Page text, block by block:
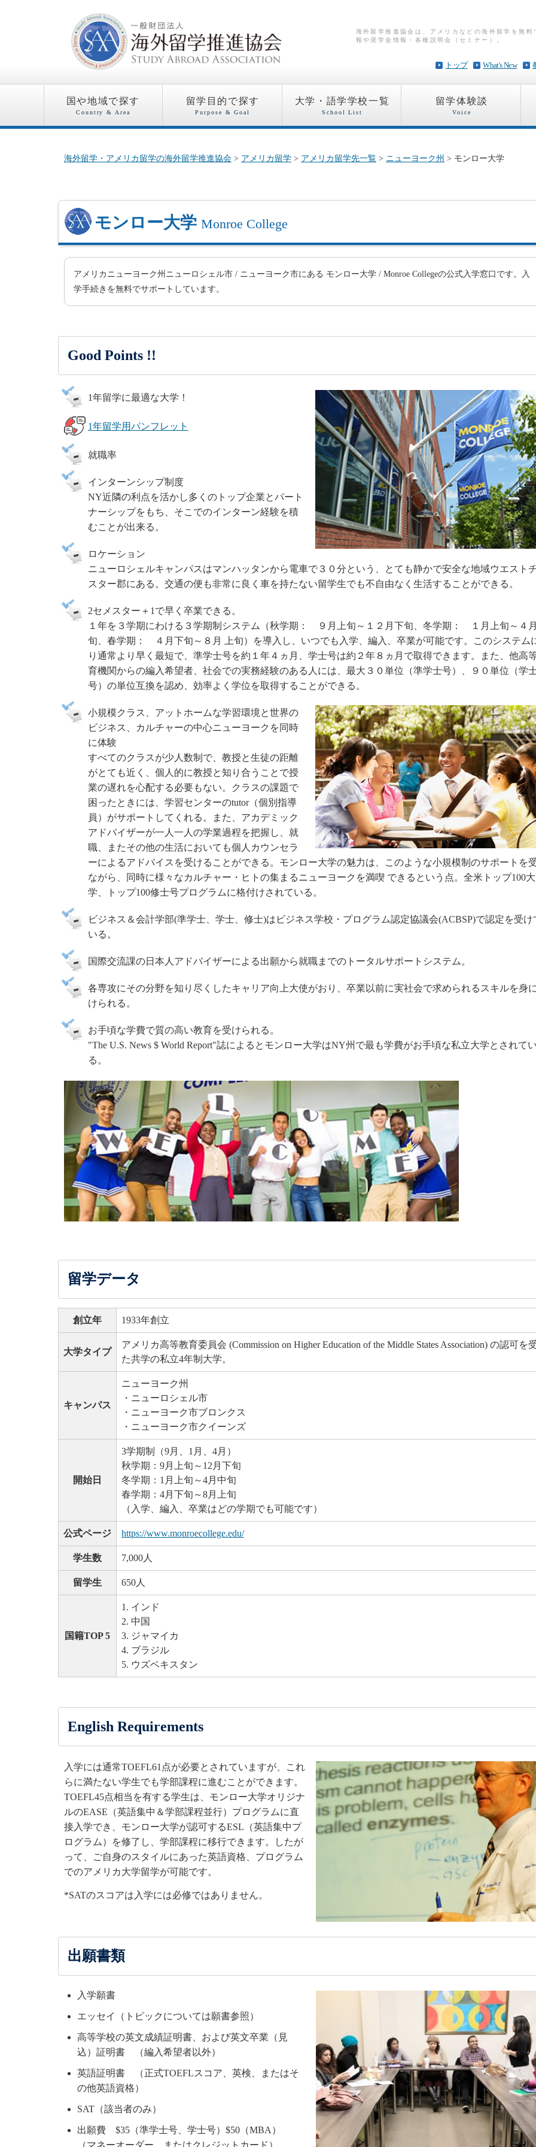
海外留学推進協会は、アメリカなどの海外留学を無
報や奨学金情報・各種説明会（セミナー）。
What's New
トップ
国や地域で探す
Country & Area
留学目的で探す
Purpose & Goal
大学・語学学校一覧
School List
留学体験談
Voice
海外留学・アメリカ留学の海外留学推進協会 > アメリカ留学 > アメリカ留学先一覧 > ニューヨーク州 > モンロー大学
モンロー大学 Monroe College
アメリカニューヨーク州ニューロシェル市 / ニューヨーク市にある モンロー大学 / Monroe Collegeの公式入学窓口です。入
学手続きを無料でサポートしています。
Good Points !!
1年留学に最適な大学！
1年留学用パンフレット
就職率
インターンシップ制度
NY近隣の利点を活かし多くのトップ企業とパート
ナーシップをもち、そこでのインターン経験を積
むことが出来る。
ロケーション
ニューロシェルキャンパスはマンハッタンから電車で３０分という、とても静かで安全な地域ウエスト
スター郡にある。交通の便も非常に良く車を持たない留学生でも不自由なく生活することができる。
2セメスター＋1で早く卒業できる。
１年を３学期にわける３学期制システム（秋学期： ９月上旬～１２月下旬、冬学期： １月上旬～４
旬、春学期： ４月下旬～８月 上旬）を導入し、いつでも入学、編入、卒業が可能です。このシステム
り通常より早く最短で、準学士号を約１年４ヵ月、学士号は約２年８ヵ月で取得できます。また、他高
育機関からの編入希望者、社会での実務経験のある人には、最大３０単位（準学士号）、９０単位（学
号）の単位互換を認め、効率よく学位を取得することができる。
小規模クラス、アットホームな学習環境と世界の
ビジネス、カルチャーの中心ニューヨークを同時
に体験
すべてのクラスが少人数制で、教授と生徒の距離
がとても近く、個人的に教授と知り合うことで授
業の遅れを心配する必要もない。クラスの課題で
困ったときには、学習センターのtutor（個別指導
員）がサポートしてくれる。また、アカデミック
アドバイザーが一人一人の学業過程を把握し、就
職、またその他の生活においても個人カウンセラ
ーによるアドバイスを受けることができる。モンロー大学の魅力は、このような小規模制のサポートを
ながら、同時に様々なカルチャー・ヒトの集まるニューヨークを満喫 できるという点。全米トップ100大
学、トップ100修士号プログラムに格付けされている。
ビジネス＆会計学部(準学士、学士、修士)はビジネス学校・プログラム認定協議会(ACBSP)で認定を受け
いる。
国際交流課の日本人アドバイザーによる出願から就職までのトータルサポートシステム。
各専攻にその分野を知り尽くしたキャリア向上大使がおり、卒業以前に実社会で求められるスキルを身
けられる。
お手頃な学費で質の高い教育を受けられる。
"The U.S. News $ World Report"誌によるとモンロー大学はNY州で最も学費がお手頃な私立大学とされて
る。
留学データ
創立年 1933年創立
大学タイプ
アメリカ高等教育委員会 (Commission on Higher Education of the Middle States Association) の認可を
た共学の私立4年制大学。
キャンパス
ニューヨーク州
・ニューロシェル市
・ニューヨーク市ブロンクス
・ニューヨーク市クイーンズ
開始日
3学期制（9月、1月、4月）
秋学期：9月上旬～12月下旬
冬学期：1月上旬～4月中旬
春学期：4月下旬～8月上旬
（入学、編入、卒業はどの学期でも可能です）
公式ページ https://www.monroecollege.edu/
学生数 7,000人
留学生 650人
国籍TOP 5
1. インド
2. 中国
3. ジャマイカ
4. ブラジル
5. ウズベキスタン
English Requirements
入学には通常TOEFL61点が必要とされていますが、これ
らに満たない学生でも学部課程に進むことができます。
TOEFL45点相当を有する学生は、モンロー大学オリジナ
ルのEASE（英語集中＆学部課程並行）プログラムに直
接入学でき、モンロー大学が認可するESL（英語集中プ
ログラム）を修了し、学部課程に移行できます。したが
って、ご自身のスタイルにあった英語資格、プログラム
でのアメリカ大学留学が可能です。
*SATのスコアは入学には必修ではありません。
出願書類
入学願書
エッセイ（トピックについては願書参照）
高等学校の英文成績証明書、および英文卒業（見
込）証明書 （編入希望者以外）
英語証明書 （正式TOEFLスコア、英検、またはそ
の他英語資格）
SAT（該当者のみ）
出願費 $35（準学士号、学士号）$50（MBA）
（マネーオーダー、またはクレジットカード）